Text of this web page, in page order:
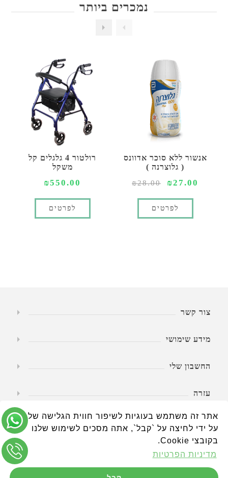
אתר זה משתמש בעוגיות לשיפור חווית הגלישה שלך.
על ידי לחיצה על `קבל`, אתה מסכים לשימוש שלנו
בקובצי Cookie.
מדיניות הפרטיות
נמכרים ביותר
אנשור ללא סוכר אדוונס
( גלוצרנה )
₪27.00
₪28.00
לפרטים
רולטור 4 גלגלים קל
משקל
₪550.00
לפרטים
צור קשר
מידע שימושי
החשבון שלי
עזרה
שעות פעילות